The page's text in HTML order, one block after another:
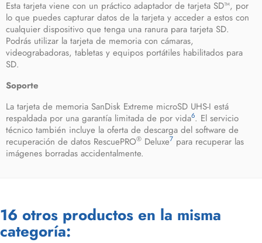
Esta tarjeta viene con un práctico adaptador de tarjeta SD™, por
lo que puedes capturar datos de la tarjeta y acceder a estos con
cualquier dispositivo que tenga una ranura para tarjeta SD.
Podrás utilizar la tarjeta de memoria con cámaras,
videograbadoras, tabletas y equipos portátiles habilitados para
SD.
Soporte
La tarjeta de memoria SanDisk Extreme microSD UHS-I está
respaldada por una garantía limitada de por vida6. El servicio
técnico también incluye la oferta de descarga del software de
recuperación de datos RescuePRO® Deluxe7 para recuperar las
imágenes borradas accidentalmente.
16 otros productos en la misma
categoría: